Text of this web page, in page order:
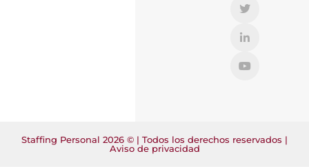
Staffing Personal 2026 © | Todos los derechos reservados |
Aviso de privacidad